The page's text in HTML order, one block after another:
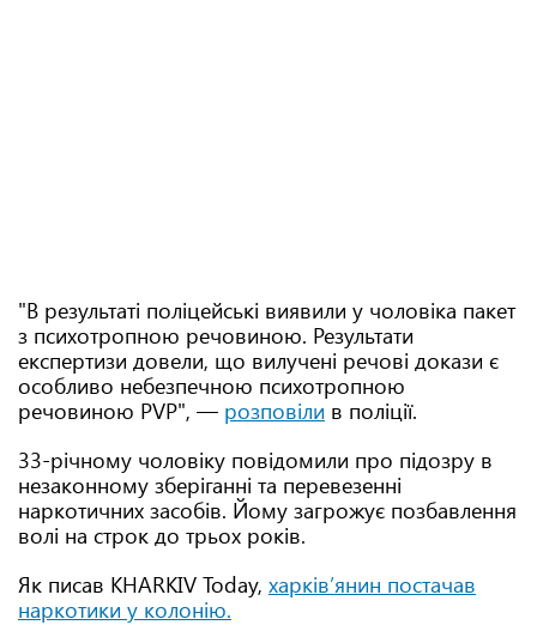
"В результаті поліцейські виявили у чоловіка пакет
з психотропною речовиною. Результати
експертизи довели, що вилучені речові докази є
особливо небезпечною психотропною
речовиною PVP", — розповіли в поліції.
33-річному чоловіку повідомили про підозру в
незаконному зберіганні та перевезенні
наркотичних засобів. Йому загрожує позбавлення
волі на строк до трьох років.
Як писав KHARKIV Today, харківʼянин постачав
наркотики у колонію.